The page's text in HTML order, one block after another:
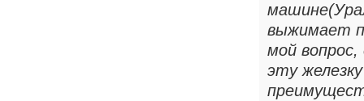
выжимает
мой
эту